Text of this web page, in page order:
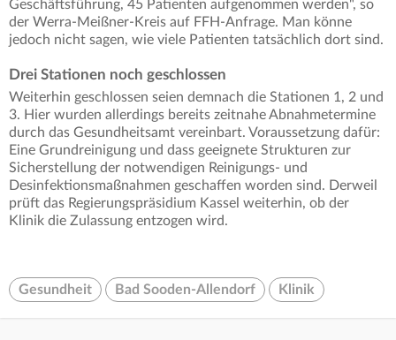
Geschäftsführung, 45 Patienten aufgenommen werden", so
der Werra-Meißner-Kreis auf FFH-Anfrage. Man könne
jedoch nicht sagen, wie viele Patienten tatsächlich dort sind.
Drei Stationen noch geschlossen
Weiterhin geschlossen seien demnach die Stationen 1, 2 und
3. Hier wurden allerdings bereits zeitnahe Abnahmetermine
durch das Gesundheitsamt vereinbart. Voraussetzung dafür:
Eine Grundreinigung und dass geeignete Strukturen zur
Sicherstellung der notwendigen Reinigungs- und
Desinfektionsmaßnahmen geschaffen worden sind. Derweil
prüft das Regierungspräsidium Kassel weiterhin, ob der
Klinik die Zulassung entzogen wird.
Gesundheit Bad Sooden-Allendorf Klinik